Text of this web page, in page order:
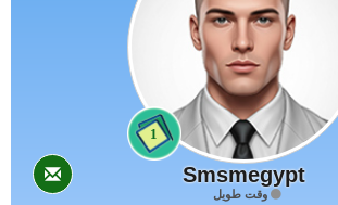
1
Smsmegypt
وقت طويل